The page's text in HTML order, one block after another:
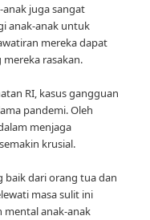
juga sangat
anak-anak untuk
mereka dapat
rasakan.
RI, kasus gangguan
pandemi. Oleh
menjaga
krusial.
baik dari orang tua dan
masa sulit ini
mental anak-anak